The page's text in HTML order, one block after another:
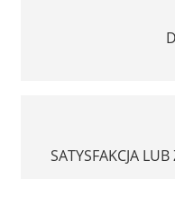
SATYSFAKCJA